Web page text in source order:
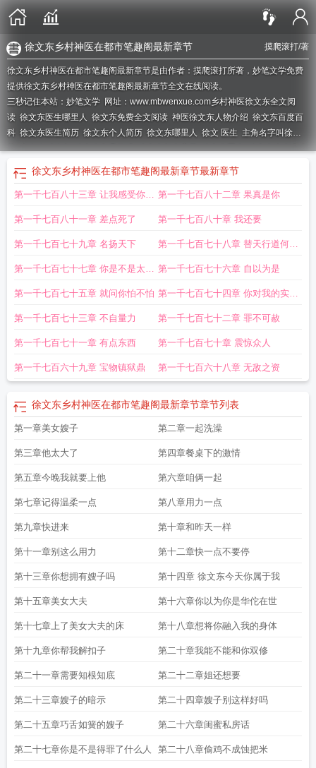
摸爬滚打/著
徐文东乡村神医在都市笔趣阁最新章节
徐文东乡村神医在都市笔趣阁最新章节是由作者：摸爬滚打所著，妙笔文学免费
提供徐文东乡村神医在都市笔趣阁最新章节全文在线阅读。
三秒记住本站：妙笔文学 网址：www.mbwenxue.com乡村神医徐文东全文阅
读 徐文东医生哪里人 徐文东免费全文阅读 神医徐文东人物介绍 徐文东百度百
科 徐文东医生简历 徐文东个人简历 徐文东哪里人 徐文 医生 主角名字叫徐文
的主人公叫徐文徐文东免费阅读徐文东都市章节徐文东医生徐文东大夫个人
网站手机版
徐文东大夫个人网站 主角叫徐文 医生徐文兵
徐文东医生个人网
站 徐文东教授团队
新章节徐文东是哪里人徐文东无敌神医最新章节在哪里看
徐文东乡村神医在都市笔趣阁最新章节最新章节
第一千七百八十三章 让我感受你的
热情
第一千七百八十二章 果真是你
第一千七百八十一章 差点死了 第一千七百八十章 我还要
第一千七百七十九章 名扬天下 第一千七百七十八章 替天行道何惧
之有
第一千七百七十七章 你是不是太狂
妄了
第一千七百七十六章 自以为是
第一千七百七十五章 就问你怕不怕 第一千七百七十四章 你对我的实力
一无所知
第一千七百七十三章 不自量力 第一千七百七十二章 罪不可赦
第一千七百七十一章 有点东西 第一千七百七十章 震惊众人
第一千七百六十九章 宝物镇狱鼎 第一千七百六十八章 无敌之资
徐文东乡村神医在都市笔趣阁最新章节章节列表
第一章美女嫂子 第二章一起洗澡
第三章他太大了 第四章餐桌下的激情
第五章今晚我就要上他 第六章咱俩一起
第七章记得温柔一点 第八章用力一点
第九章快进来 第十章和昨天一样
第十一章别这么用力 第十二章快一点不要停
第十三章你想拥有嫂子吗 第十四章 徐文东今天你属于我
第十五章美女大夫 第十六章你以为你是华佗在世
第十七章上了美女大夫的床 第十八章想将你融入我的身体
第十九章你帮我解扣子 第二十章我能不能和你双修
第二十一章需要知根知底 第二十二章姐还想要
第二十三章嫂子的暗示 第二十四章嫂子别这样好吗
第二十五章巧舌如簧的嫂子 第二十六章闺蜜私房话
第二十七章你是不是得罪了什么人 第二十八章偷鸡不成蚀把米